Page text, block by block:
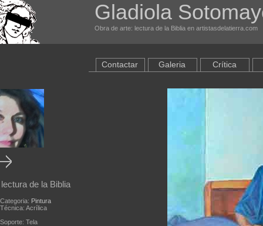
Gladiola
Obra de arte: lectura de la Biblia en artistasdelatierra.com
lectura de la Biblia
Categoria: Pintura
Técnica: Acrílica
Soporte: Tela
Contactar Galeria Crítica